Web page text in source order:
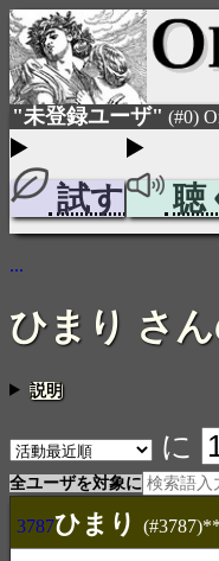
"未登録ユーザ" (#0)
試す 聴
...
ひまり さ
説明
に
全ユーザを対象に
3787ひまり (#3787)**